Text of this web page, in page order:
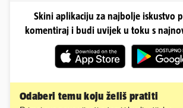
Skini aplikaciju za najbolje iskustvo
komentiraj i budi uvijek u toku s
Odaberi temu koju želiš pratiti